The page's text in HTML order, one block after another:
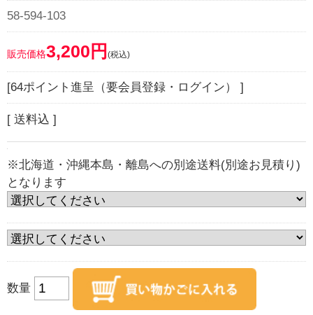
58-594-103
販売価格3,200円 (税込)
[64ポイント進呈（要会員登録・ログイン） ]
[ 送料込 ]
※北海道・沖縄本島・離島への別途送料(別途お見積り)
となります
数量